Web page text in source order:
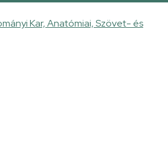
Kar, Anatómiai, Szövet- és